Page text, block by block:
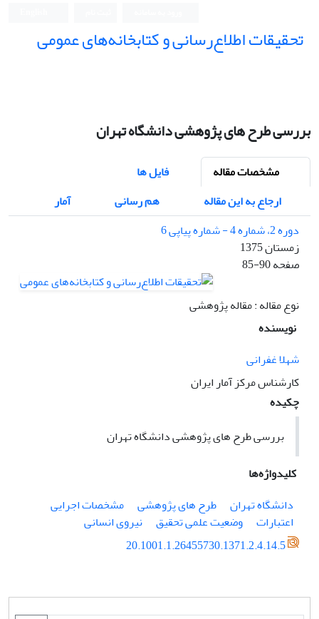
تحقیقات اطلاع‌رسانی و کتابخانه‌های عمومی
بررسی طرح های پژوهشی دانشگاه تهران
مشخصات مقاله
فایل ها
ارجاع به این مقاله
هم رسانی
آمار
دوره 2، شماره 4 - شماره پیاپی 6
زمستان 1375
صفحه85-90
نوع مقاله : مقاله پژوهشی
نویسنده
شهلا غفرانی
کارشناس مرکز آمار ایران
چکیده
بررسی طرح های پژوهشی دانشگاه تهران
کلیدواژه‌ها
دانشگاه تهران
طرح های پژوهشی
مشخصات اجرایی
اعتبارات
وضعیت علمی تحقیق
نیروی انسانی
20.1001.1.26455730.1371.2.4.14.5